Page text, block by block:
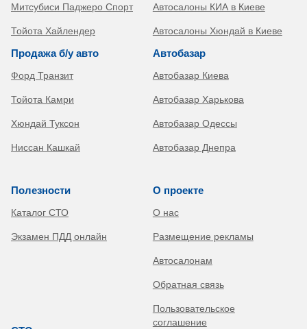
Митсубиси Паджеро Спорт
Тойота Хайлендер
Продажа б/у авто
Форд Транзит
Тойота Камри
Хюндай Туксон
Ниссан Кашкай
Автосалоны КИА в Киеве
Автосалоны Хюндай в Киеве
Автобазар
Автобазар Киева
Автобазар Харькова
Автобазар Одессы
Автобазар Днепра
Полезности
Каталог СТО
Экзамен ПДД онлайн
О проекте
О нас
Размещение рекламы
Автосалонам
Обратная связь
Пользовательское
соглашение